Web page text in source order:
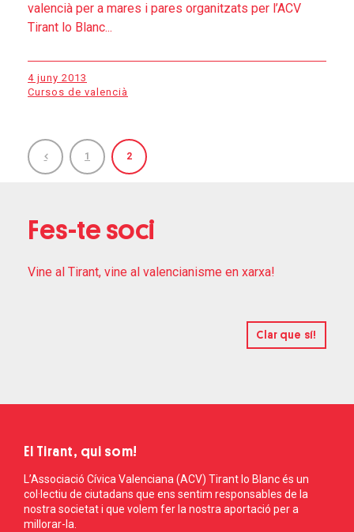
valencià per a mares i pares organitzats per l’ACV
Tirant lo Blanc...
4 juny 2013
Cursos de valencià
1 2
Fes-te soci
Vine al Tirant, vine al valencianisme en xarxa!
Clar que sí!
El Tirant, qui som!
L’Associació Cívica Valenciana (ACV) Tirant lo Blanc és un
col·lectiu de ciutadans que ens sentim responsables de la
nostra societat i que volem fer la nostra aportació per a
millorar-la.